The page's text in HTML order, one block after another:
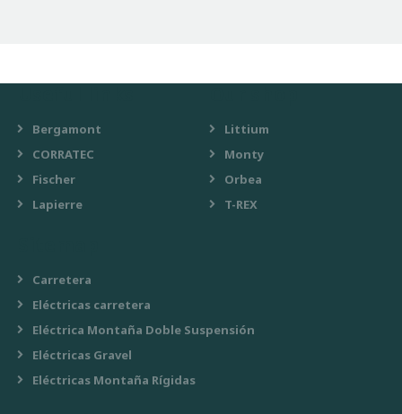
Bergamont
CORRATEC
Fischer
Lapierre
Littium
Monty
Orbea
T-REX
Carretera
Eléctricas carretera
Eléctrica Montaña Doble Suspensión
Eléctricas Gravel
Eléctricas Montaña Rígidas